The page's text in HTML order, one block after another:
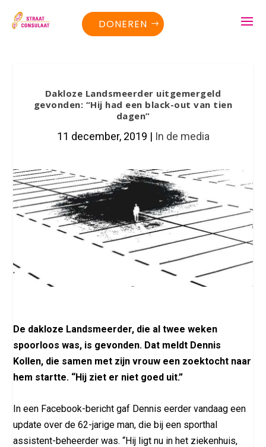
DONEREN
Dakloze Landsmeerder uitgemergeld
gevonden: “Hij had een black-out van tien
dagen”
11 december, 2019 | In de media
De dakloze Landsmeerder, die al twee weken
spoorloos was, is gevonden. Dat meldt Dennis
Kollen, die samen met zijn vrouw een zoektocht naar
hem startte. “Hij ziet er niet goed uit.”
In een Facebook-bericht gaf Dennis eerder vandaag een
update over de 62-jarige man, die bij een sporthal
assistent-beheerder was. “Hij ligt nu in het ziekenhuis,